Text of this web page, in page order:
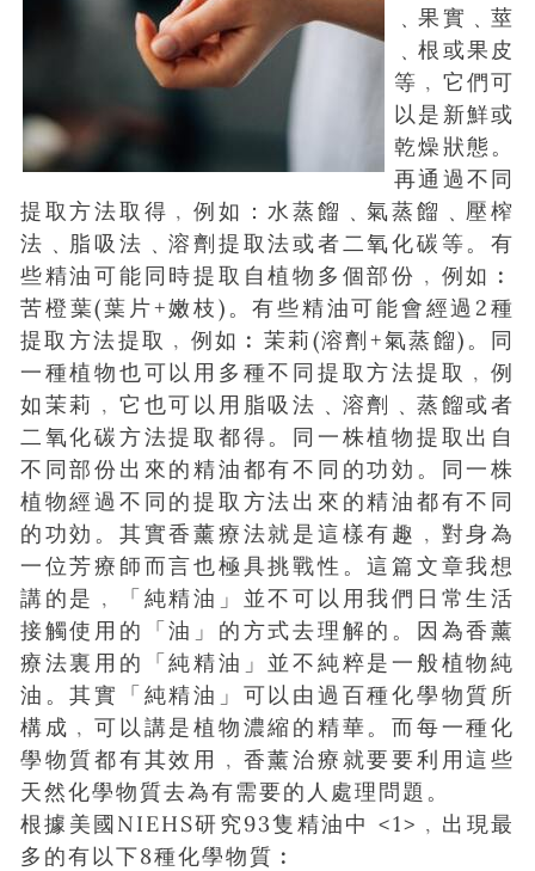
﹑果實﹑莖
﹑根或果皮
等﹐它們可
以是新鮮或
乾燥狀態。
再通過不同
提取方法取得﹐例如：水蒸餾﹑氣蒸餾﹑壓榨
法﹑脂吸法﹑溶劑提取法或者二氧化碳等。有
些精油可能同時提取自植物多個部份﹐例如︰
苦橙葉(葉片+嫩枝)。有些精油可能會經過2種
提取方法提取﹐例如︰茉莉(溶劑+氣蒸餾)。同
一種植物也可以用多種不同提取方法提取﹐例
如茉莉﹐它也可以用脂吸法﹑溶劑﹑蒸餾或者
二氧化碳方法提取都得。同一株植物提取出自
不同部份出來的精油都有不同的功効。同一株
植物經過不同的提取方法出來的精油都有不同
的功効。其實香薰療法就是這樣有趣﹐對身為
一位芳療師而言也極具挑戰性。這篇文章我想
講的是﹐「純精油」並不可以用我們日常生活
接觸使用的「油」的方式去理解的。因為香薰
療法裏用的「純精油」並不純粹是一般植物純
油。其實「純精油」可以由過百種化學物質所
構成﹐可以講是植物濃縮的精華。而每一種化
學物質都有其效用﹐香薰治療就要要利用這些
天然化學物質去為有需要的人處理問題。
根據美國NIEHS研究93隻精油中 <1>﹐出現最
多的有以下8種化學物質︰